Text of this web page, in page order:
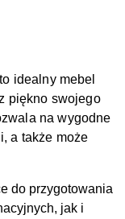
idealny mebel
piękno swojego
na wygodne
a także może
do przygotowania
jak i